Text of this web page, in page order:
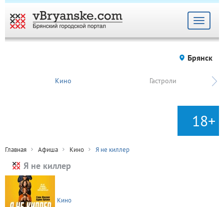
Toggle
Брянск
Кино Гастроли
18+
Главная Афиша Кино Я не киллер
Я не киллер
Кино